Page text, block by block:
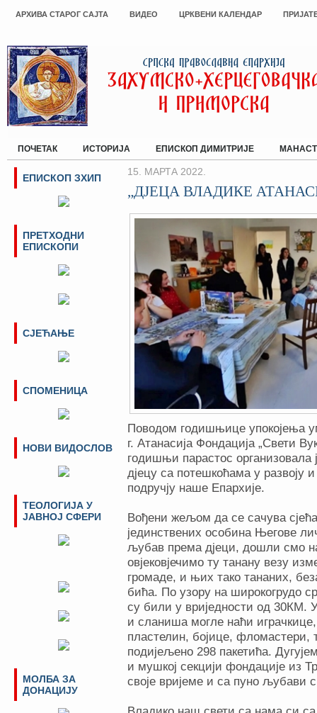
АРХИВА СТАРОГ САЈТА ВИДЕО ЦРКВЕНИ КАЛЕНДАР
ПОЧЕТАК ИСТОРИЈА ЕПИСКОП ДИМИТРИЈЕ
15. МАРТА 2022.
„ДЈЕЦА ВЛАДИКЕ
Поводом годишњице упокојења
г. Атанасија Фондација „Свети
годишњи парастос организовала
дјецу са потешкоћама у развоју
подручју наше Епархије.
Вођени жељом да се сачува
јединствених особина Његове
љубав према дјеци, дошли смо
овјековјечимо ту танану везу
громаде, и њих тако тананих,
бића. По узору на широкогрудо
су били у вриједности од 30КМ.
и сланиша могле наћи
пластелин, бојице, фломастери,
подијељено 298 пакетића.
и мушкој секцији фондације из
своје вријеме и са пуно љубави
ЕПИСКОП ЗХИП
ПРЕТХОДНИ
ЕПИСКОПИ
СЈЕЋАЊЕ
СПОМЕНИЦА
НОВИ ВИДОСЛОВ
ТЕОЛОГИЈА У
ЈАВНОЈ СФЕРИ
МОЛБА ЗА
ДОНАЦИЈУ